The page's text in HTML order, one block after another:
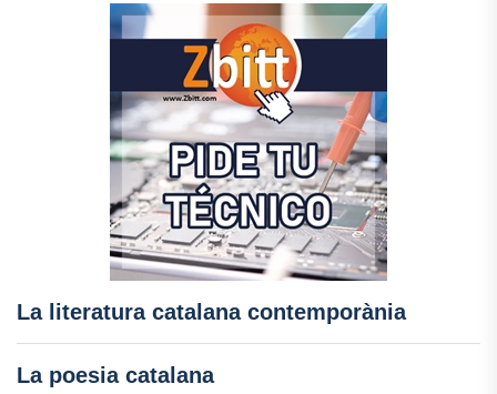
La literatura catalana contemporània
La poesia catalana